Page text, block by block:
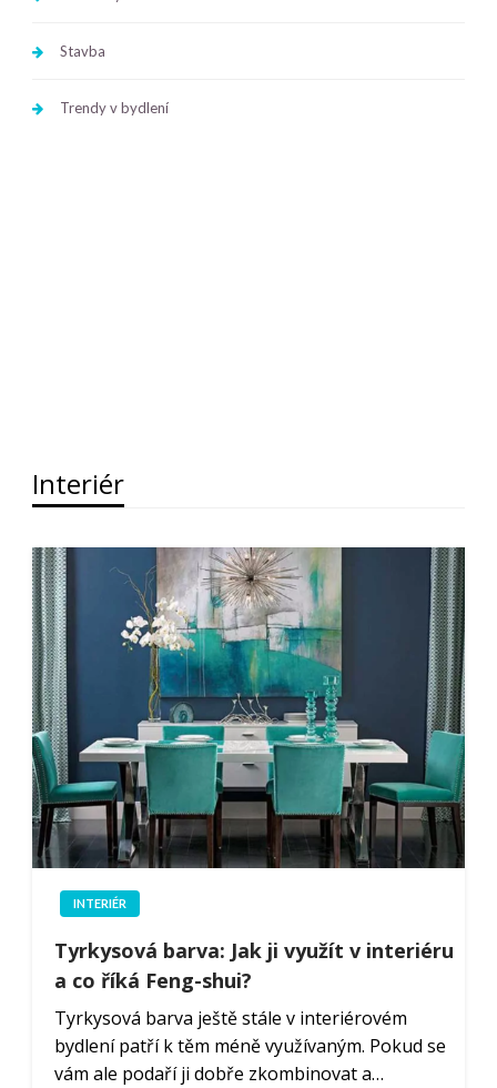
Stavba
Trendy v bydlení
Interiér
INTERIÉR
Tyrkysová barva: Jak ji využít v interiéru
a co říká Feng-shui?
Tyrkysová barva ještě stále v interiérovém
bydlení patří k těm méně využívaným. Pokud se
vám ale podaří ji dobře zkombinovat a…